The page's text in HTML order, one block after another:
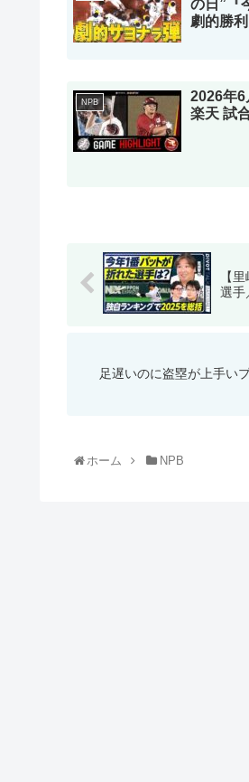
の日”『
劇的勝
NPB
2026年6
楽天 試
【
選手
足遅いのに盗塁が上手い
ホーム NPB